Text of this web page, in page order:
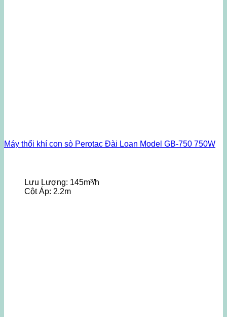
Máy thổi khí con sò Perotac Đài Loan Model GB-750 750W
Lưu Lượng: 145m³/h
Cột Áp: 2.2m